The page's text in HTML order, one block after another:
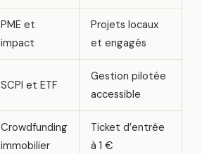
PME et
impact
Projets locaux
et engagés
SCPI et ETF
Gestion pilotée
accessible
Crowdfunding
immobilier
Ticket d’entrée
à 1 €